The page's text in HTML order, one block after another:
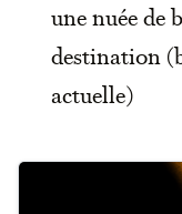
une nuée de
destination
actuelle)